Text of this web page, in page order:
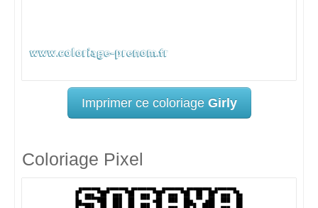
Imprimer ce coloriage Girly
Coloriage Pixel